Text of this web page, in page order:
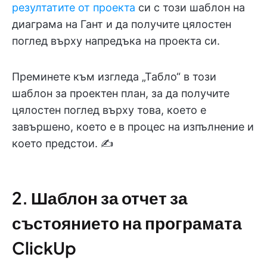
резултатите от проекта си с този шаблон на
диаграма на Гант и да получите цялостен
поглед върху напредъка на проекта си.
Преминете към изгледа „Табло“ в този
шаблон за проектен план, за да получите
цялостен поглед върху това, което е
завършено, което е в процес на изпълнение и
което предстои. ✍️
2. Шаблон за отчет за
състоянието на програмата
ClickUp